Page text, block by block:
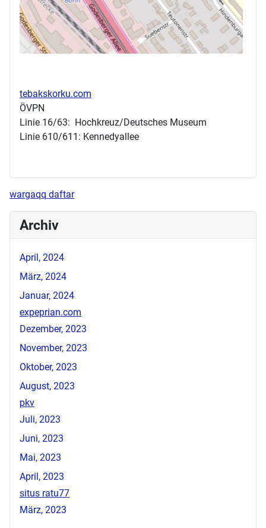
tebakskorku.com
ÖVPN
Linie 16/63: Hochkreuz/Deutsches Museum
Linie 610/611: Kennedyallee
wargaqq daftar
Archiv
April, 2024
März, 2024
Januar, 2024
expeprian.com
Dezember, 2023
November, 2023
Oktober, 2023
August, 2023
pkv
Juli, 2023
Juni, 2023
Mai, 2023
April, 2023
situs ratu77
März, 2023